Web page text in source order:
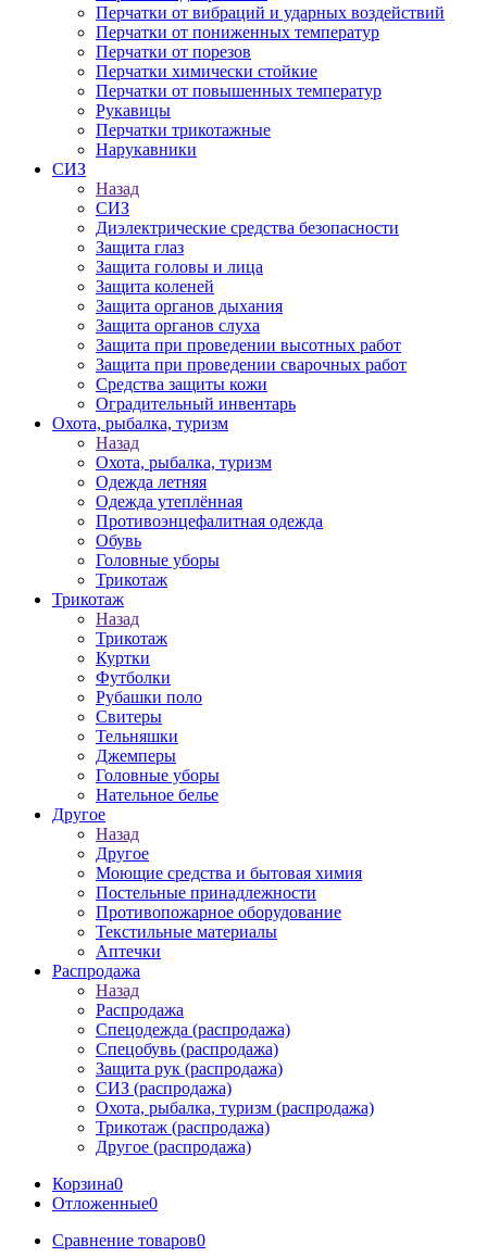
Перчатки от вибраций и ударных воздействий
Перчатки от пониженных температур
Перчатки от порезов
Перчатки химически стойкие
Перчатки от повышенных температур
Рукавицы
Перчатки трикотажные
Нарукавники
СИЗ
Назад
СИЗ
Диэлектрические средства безопасности
Защита глаз
Защита головы и лица
Защита коленей
Защита органов дыхания
Защита органов слуха
Защита при проведении высотных работ
Защита при проведении сварочных работ
Средства защиты кожи
Оградительный инвентарь
Охота, рыбалка, туризм
Назад
Охота, рыбалка, туризм
Одежда летняя
Одежда утеплённая
Противоэнцефалитная одежда
Обувь
Головные уборы
Трикотаж
Трикотаж
Назад
Трикотаж
Куртки
Футболки
Рубашки поло
Свитеры
Тельняшки
Джемперы
Головные уборы
Нательное белье
Другое
Назад
Другое
Моющие средства и бытовая химия
Постельные принадлежности
Противопожарное оборудование
Текстильные материалы
Аптечки
Распродажа
Назад
Распродажа
Спецодежда (распродажа)
Спецобувь (распродажа)
Защита рук (распродажа)
СИЗ (распродажа)
Охота, рыбалка, туризм (распродажа)
Трикотаж (распродажа)
Другое (распродажа)
Корзина0
Отложенные0
Сравнение товаров0